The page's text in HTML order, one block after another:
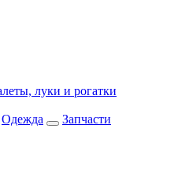
луки и рогатки
Одежда Запчасти